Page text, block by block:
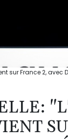
sur France 2, avec